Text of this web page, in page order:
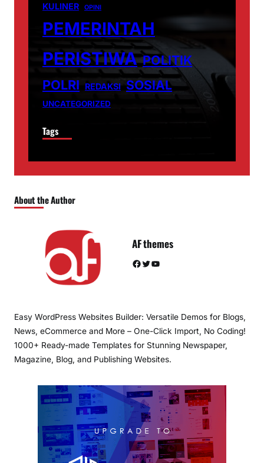
KULINER OPINI
PEMERINTAH
PERISTIWA POLITIK
POLRI
REDAKSI SOSIAL
UNCATEGORIZED
Tags
About the Author
AF themes
Facebook Twitter YouTube
Easy WordPress Websites Builder: Versatile Demos for Blogs,
News, eCommerce and More – One-Click Import, No Coding!
1000+ Ready-made Templates for Stunning Newspaper,
Magazine, Blog, and Publishing Websites.